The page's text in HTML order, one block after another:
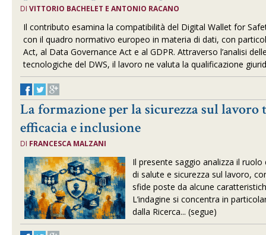
DIVITTORIO BACHELET E ANTONIO RACANO
Il contributo esamina la compatibilità del Digital Wallet for
con il quadro normativo europeo in materia di dati, con
Act, al Data Governance Act e al GDPR. Attraverso l’analisi
tecnologiche del DWS, il lavoro ne valuta la qualificazione
La formazione per la sicurezza sul lavoro
efficacia e inclusione
DI FRANCESCA MALZANI
Il presente saggio analizza il
di salute e sicurezza sul lavoro,
sfide poste da alcune
L’indagine si concentra in
dalla Ricerca... (segue)